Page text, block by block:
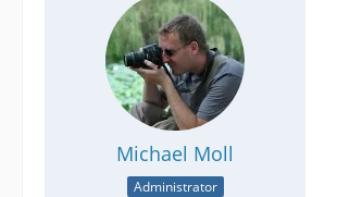
Michael Moll
Administrator